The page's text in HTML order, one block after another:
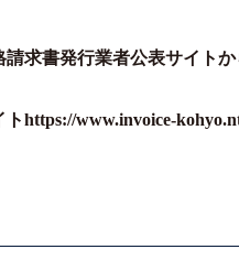
請求書発行業者公表サイト
https://www.invoice-